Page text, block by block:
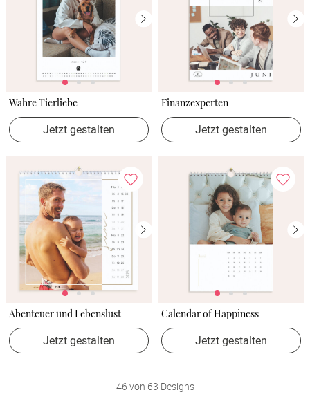
Wahre Tierliebe
Jetzt gestalten
Finanzexperten
Jetzt gestalten
Abenteuer und Lebenslust
Jetzt gestalten
Calendar of Happiness
Jetzt gestalten
46 von 63 Designs